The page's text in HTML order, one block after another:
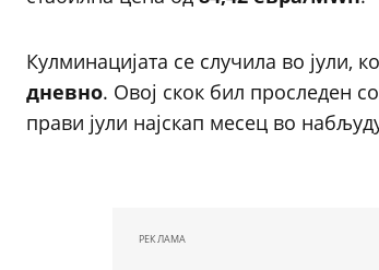
Кулминацијата се случила во јули,
дневно. Овој скок бил проследен
прави јули најскап месец во
РЕКЛАМА